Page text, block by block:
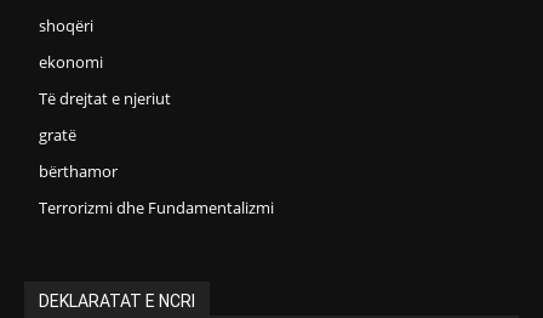
shoqëri
ekonomi
Të drejtat e njeriut
gratë
bërthamor
Terrorizmi dhe Fundamentalizmi
DEKLARATAT E NCRI